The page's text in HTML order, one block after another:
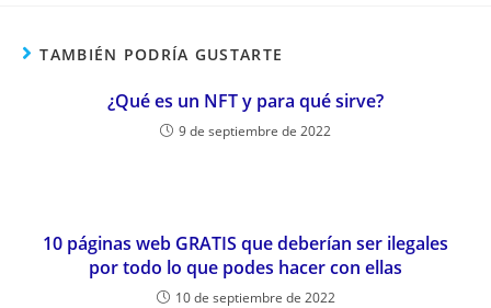
TAMBIÉN PODRÍA GUSTARTE
¿Qué es un NFT y para qué sirve?
9 de septiembre de 2022
10 páginas web GRATIS que deberían ser ilegales
por todo lo que podes hacer con ellas
10 de septiembre de 2022